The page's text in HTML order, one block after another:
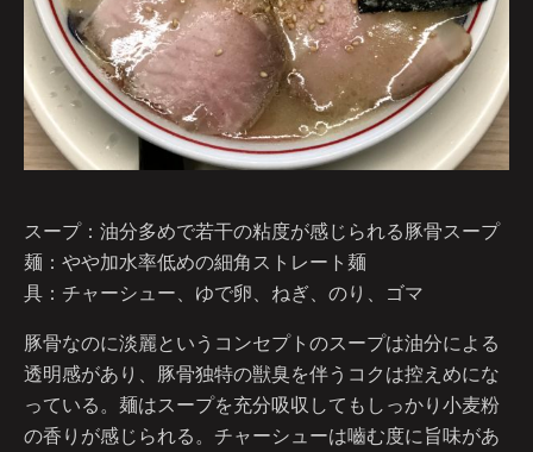
スープ：油分多めで若干の粘度が感じられる豚骨スープ
麺：やや加水率低めの細角ストレート麺
具：チャーシュー、ゆで卵、ねぎ、のり、ゴマ
豚骨なのに淡麗というコンセプトのスープは油分による
透明感があり、豚骨独特の獣臭を伴うコクは控えめにな
っている。麺はスープを充分吸収してもしっかり小麦粉
の香りが感じられる。チャーシューは嚙む度に旨味があ